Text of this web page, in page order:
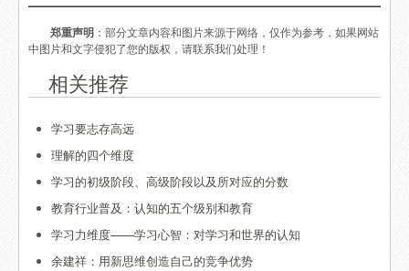
郑重声明 ：部分文章内容和图片来源于网络，仅作为参考，如果网站
中图片和文字侵犯了您的版权，请联系我们处理！
相关推荐
学习要志存高远
理解的四个维度
学习的初级阶段、高级阶段以及所对应的分数
教育行业普及：认知的五个级别和教育
学习力维度——学习心智：对学习和世界的认知
余建祥：用新思维创造自己的竞争优势